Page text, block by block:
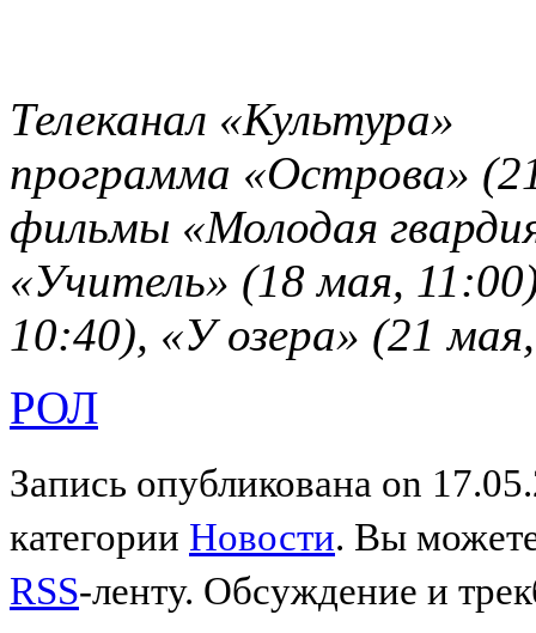
Телеканал «Культура»
программа «Острова»
фильмы «Молодая
«Учитель» (18 мая,
10:40), «У озера» (21
РОЛ
Запись опубликована on
категории Новости. Вы
RSS-ленту. Обсуждение и